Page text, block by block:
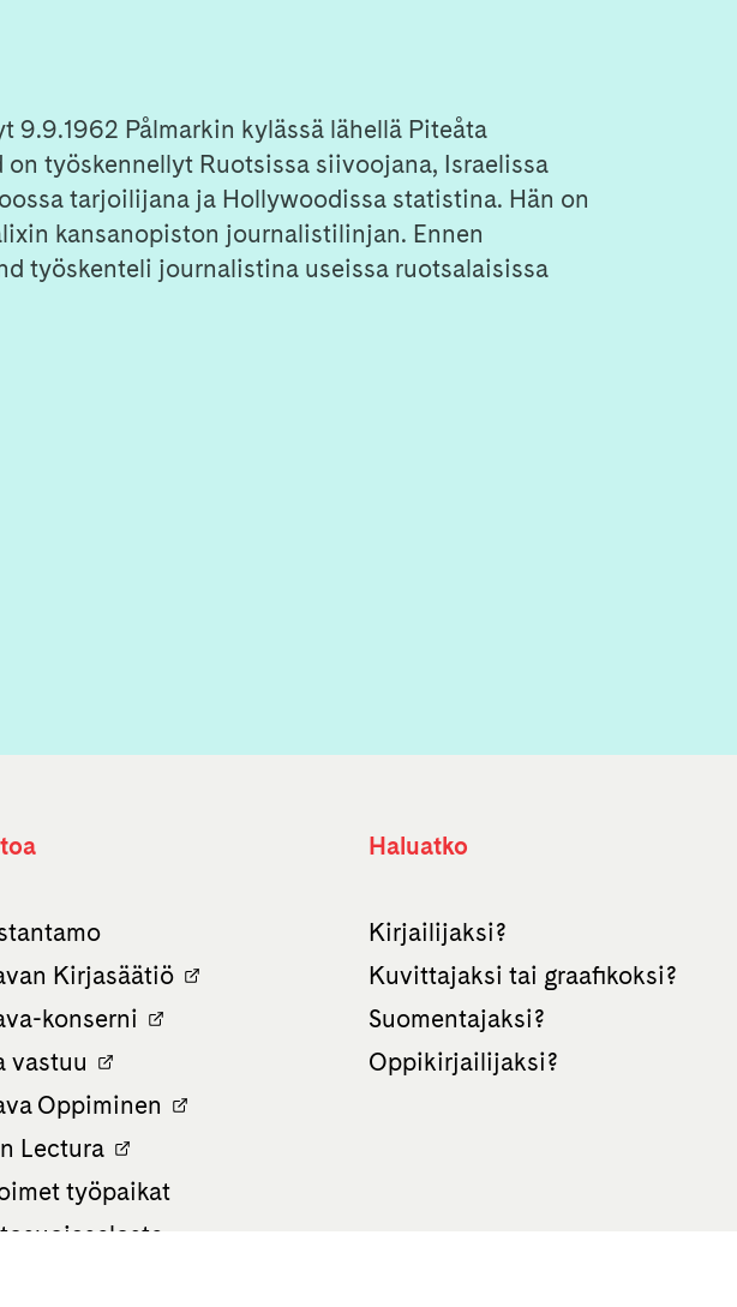
9.9.1962 Pålmarkin kylässä lähellä Piteåta
työskennellyt Ruotsissa siivoojana, Israelissa
tarjoilijana ja Hollywoodissa statistina. Hän on
kansanopiston journalistilinjan. Ennen
työskenteli journalistina useissa ruotsalaisissa
Kirjasäätiö
konserni
vastuu
Oppiminen
Lectura
työpaikat
Haluatko
Kirjailijaksi?
Kuvittajaksi tai graafikoksi?
Suomentajaksi?
Oppikirjailijaksi?